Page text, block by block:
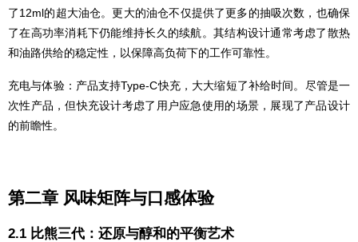
了12ml的超大油仓。更大的油仓不仅提供了更多的抽吸次数，也确保
了在高功率消耗下仍能维持长久的续航。其结构设计通常考虑了散热
和油路供给的稳定性，以保障高负荷下的工作可靠性。
充电与体验：产品支持Type-C快充，大大缩短了补给时间。尽管是一
次性产品，但快充设计考虑了用户应急使用的场景，展现了产品设计
的前瞻性。
第二章 风味矩阵与口感体验
2.1 比熊三代：还原与醇和的平衡艺术